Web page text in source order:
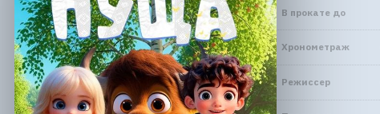
В прокате до
Хронометраж
Режиссер